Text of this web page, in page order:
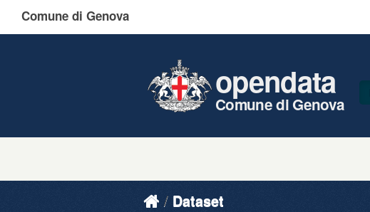
Comune di Genova
opendata
Comune di Genova
Dataset